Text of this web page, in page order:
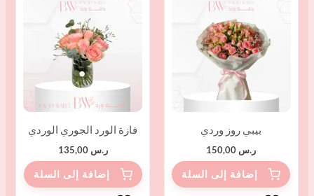
بيبي روز وردي
ر.س
فازة الورد الجوري الوردي
ر.س 135,00